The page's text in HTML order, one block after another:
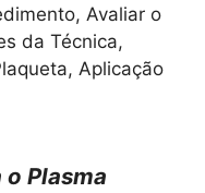
Avaliar o
da Técnica,
Aplicação
o Plasma